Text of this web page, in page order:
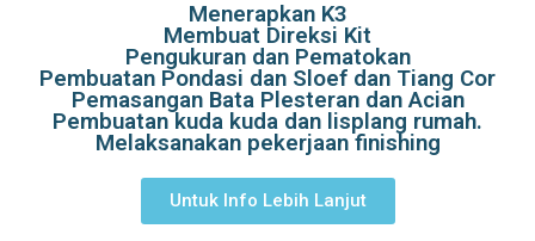
Menerapkan K3
Membuat Direksi Kit
Pengukuran dan Pematokan
Pembuatan Pondasi dan Sloef dan Tiang Cor
Pemasangan Bata Plesteran dan Acian
Pembuatan kuda kuda dan lisplang rumah.
Melaksanakan pekerjaan finishing
Untuk Info Lebih Lanjut